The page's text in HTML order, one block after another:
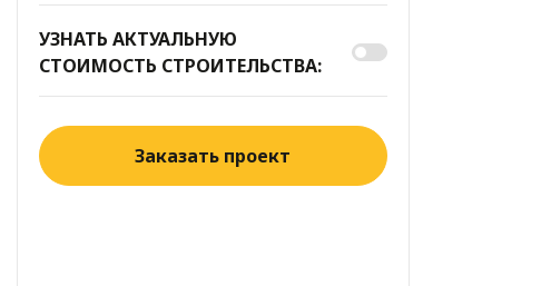
УЗНАТЬ АКТУАЛЬНУЮ
СТОИМОСТЬ СТРОИТЕЛЬСТВА:
Заказать проект